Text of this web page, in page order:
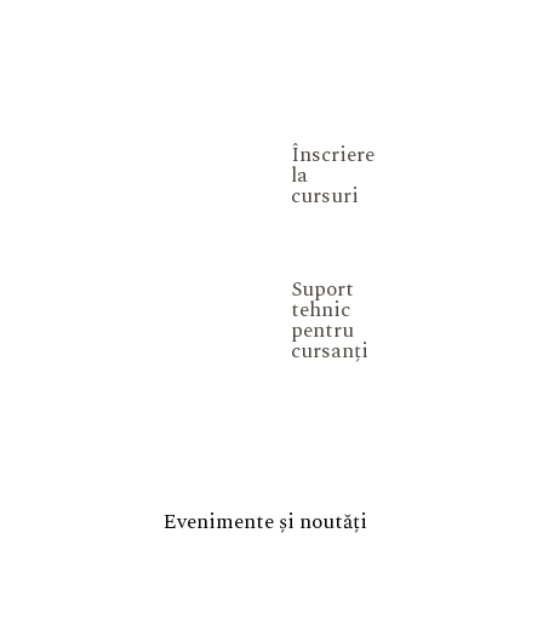
Înscriere
la
cursuri
Suport
tehnic
pentru
cursanți
Evenimente și noutăți